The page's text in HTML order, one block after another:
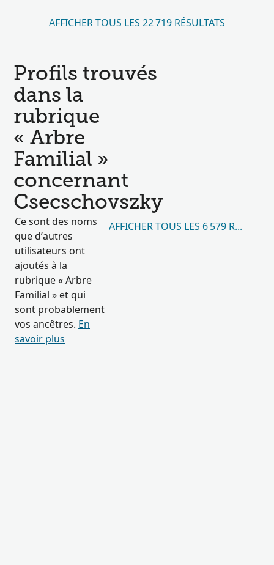
AFFICHER TOUS LES 22 719 RÉSULTATS
Profils trouvés
dans la
rubrique
« Arbre
Familial »
concernant
Csecschovszky
Ce sont des noms
que d’autres
utilisateurs ont
ajoutés à la
rubrique « Arbre
Familial » et qui
sont probablement
vos ancêtres. En
savoir plus
AFFICHER TOUS LES 6 579